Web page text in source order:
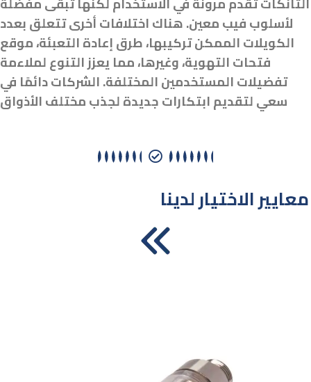
لأسلوب فيب معين. هناك اختلافات أخرى تتعلق بعدد
الكويلات الممكن تركيبها، طرق إعادة التعبئة، موقع
فتحات التهوية، وغيرها، مما يعزز التنوع لملاءمة
تفضيلات المستخدمين المختلفة. الشركات دائمًا في
سعي لتقديم ابتكارات جديدة لجذب مختلف الأذواق
معايير الاختيار لدينا